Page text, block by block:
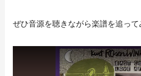
ぜひ音源を聴きながら楽譜を追って